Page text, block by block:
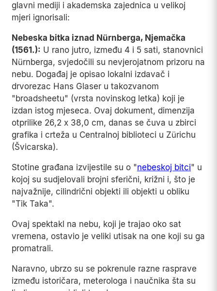
glavni mediji i akademska zajednica u velikoj
mjeri ignorisali:
Nebeska bitka iznad Nürnberga, Njemačka
(1561.): U rano jutro, između 4 i 5 sati, stanovnici
Nürnberga, svjedočili su nevjerojatnom prizoru na
nebu. Događaj je opisao lokalni izdavač i
drvorezac Hans Glaser u takozvanom
"broadsheetu" (vrsta novinskog letka) koji je
izdan istog mjeseca. Ovaj dokument, dimenzija
otprilike 26,2 x 38,0 cm, danas se čuva u zbirci
grafika i crteža u Centralnoj biblioteci u Zürichu
(Švicarska).
Stotine građana izvijestile su o "nebeskoj bitci" u
kojoj su sudjelovali brojni sferični, križni i, što je
najvažnije, cilindrični objekti ili objekti u obliku
"Tik Taka".
Ovaj spektakl na nebu, koji je trajao oko sat
vremena, ostavio je veliki utisak na one koji su ga
promatrali.
Naravno, ubrzo su se pokrenule razne rasprave
između istoričara, meterologa i naučnika šta su